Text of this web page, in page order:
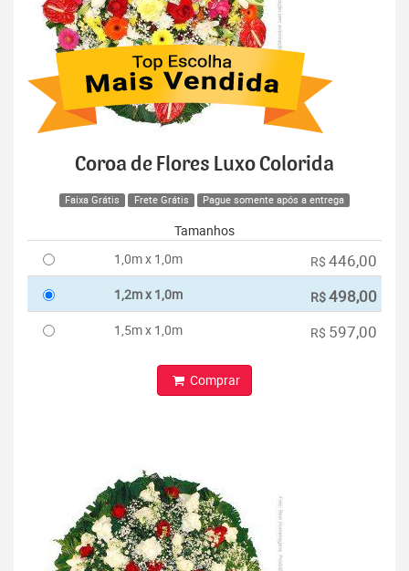
Coroa de Flores Luxo Colorida
Faixa Grátis Frete Grátis Pague somente após a entrega
Tamanhos
1,0m x 1,0m
R$ 446,00
1,2m x 1,0m R$498,00
1,5m x 1,0m R$ 597,00
Comprar